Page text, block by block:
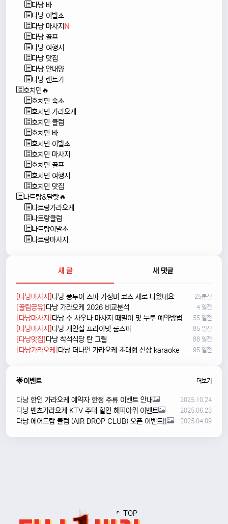
다낭 바
다낭 이발소
다낭 마사지 N
다낭 골프
다낭 여행지
다낭 맛집
다낭 안내양
다낭 렌트카
호치민🔥
호치민 숙소
호치민 가라오케
호치민 클럽
호치민 바
호치민 이발소
호치민 마사지
호치민 골프
호치민 여행지
호치민 맛집
나트랑&달랏🔥
나트랑가라오케
나트랑클럽
나트랑이발소
나트랑마사지
새 글 새 댓글
[다낭마사지]다낭 풍투이 스파 가성비 코스 새로 나왔네요 25분전
[꿀팁공유]다낭 가라오케 2026 비교분석 4 일전
[다낭마사지]다낭 수 사우나 마사지 때밀이 및 누루 예약방법 55 일전
[다낭마사지]다낭 개인실 프라이빗 룸스파 85 일전
[다낭맛집]다낭 착석식당 탄 그릴 88 일전
[다낭가라오케]다낭 더나인 가라오케 초대형 신상 karaoke 95 일전
🌟이벤트 더보기
다낭 한인 가라오케 예약자 한정 주류 이벤트 안내 2025.10.24
다낭 벤츠가라오케 KTV 주대 할인 해피아워 이벤트 2025.06.23
다낭 에어드랍 클럽 (AIR DROP CLUB) 오픈 이벤트!! 2025.04.09
TOP